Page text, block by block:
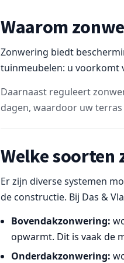
Waarom
Zonwering biedt
tuinmeubelen: u voorkomt
Daarnaast reguleert
dagen, waardoor uw
Welke soorten
Er zijn diverse systemen
de constructie. Bij Das &
Bovendakzonwering:
opwarmt. Dit is vaak de
Onderdakzonwering: